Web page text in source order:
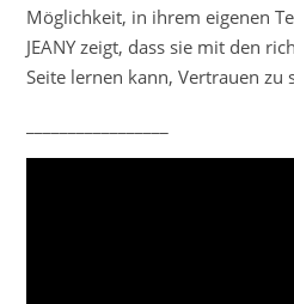
Möglichkeit, in ihrem eigenen
JEANY zeigt, dass sie mit den
Seite lernen kann, Vertrauen zu